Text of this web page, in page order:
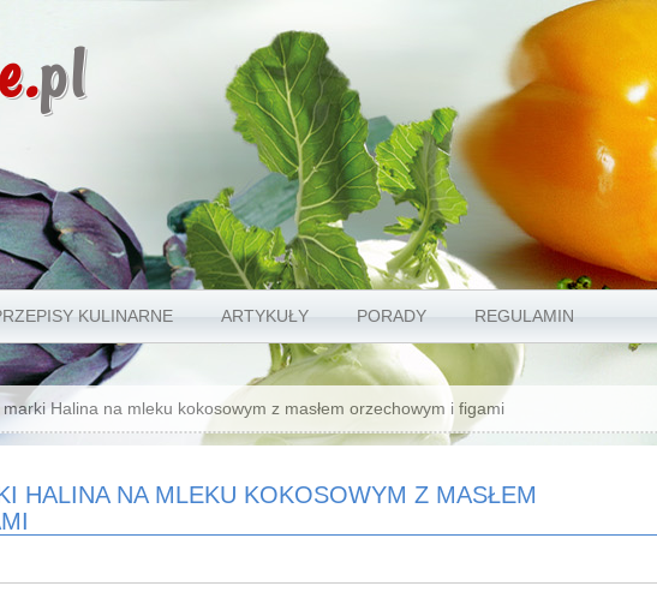
pl
KULINARNE ARTYKUŁY PORADY REGULAMIN
Halina na mleku kokosowym z masłem orzechowym i figami
HALINA NA MLEKU KOKOSOWYM Z MASŁEM